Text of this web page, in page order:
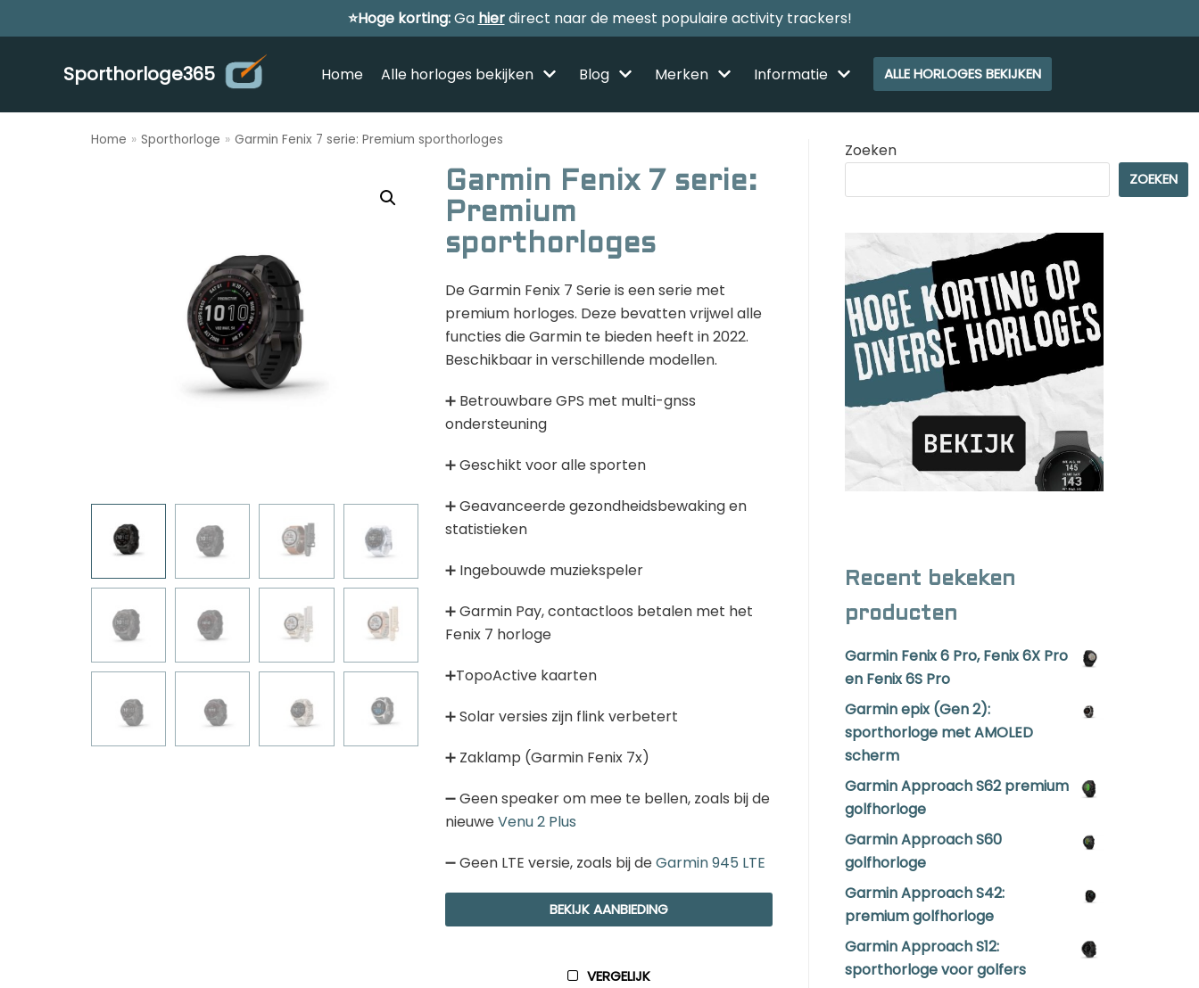
naar
⭐Hoge korting:Ga hierdirect naar de meest populaire activity trackers!
Sporthorloge365 Home Alle horloges bekijken Blog Merken Informatie ALLE HORLOGES BEKIJKEN
Alle sporthorloges
Smartwatches
Horloge voor kinderen
Gezondheidshorloge
Golfhorloge
Vergelijk
Reviews
Huawei
Samsung
Suunto
Withings
Xiaomi
Nieuws
Training
Home » Sporthorloge » Garmin Fenix 7 serie: Premium sporthorloges
Garmin Fenix 7 serie:
Premium
sporthorloges
De Garmin Fenix 7 Serie is een serie met
premium horloges. Deze bevatten vrijwel alle
functies die Garmin te bieden heeft in 2022.
Beschikbaar in verschillende modellen.
➕ Betrouwbare GPS met multi-gnss
ondersteuning
➕ Geschikt voor alle sporten
➕ Geavanceerde gezondheidsbewaking en
statistieken
➕ Ingebouwde muziekspeler
➕ Garmin Pay, contactloos betalen met het
Fenix 7 horloge
➕TopoActive kaarten
➕ Solar versies zijn flink verbetert
➕ Zaklamp (Garmin Fenix 7x)
➖ Geen speaker om mee te bellen, zoals bij de
nieuweVenu 2 Plus
➖ Geen LTE versie, zoals bij deGarmin 945 LTE
BEKIJK AANBIEDING
VERGELIJK
Zoeken
ZOEKEN
Recent bekeken
producten
Garmin Fenix 6 Pro, Fenix 6X Pro
en Fenix 6S Pro
Garmin epix (Gen 2):
sporthorloge met AMOLED
scherm
Garmin Approach S62 premium
golfhorloge
Garmin Approach S60
golfhorloge
Garmin Approach S42:
premium golfhorloge
Garmin Approach S12:
sporthorloge voor golfers